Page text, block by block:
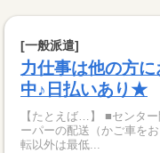
[一般派遣]
力仕事は他の方
中♪日払いあり★
【たとえば…】 ■センタ
ーパーの配送（かご車をおし
転以外は最低...